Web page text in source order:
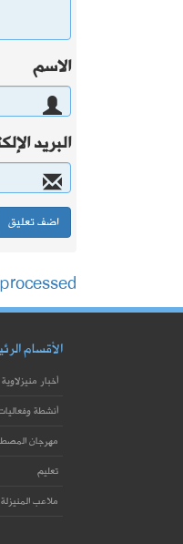
الاسم
البريد
الأقسام
أخبار منيزلاوية
أنشطة
مهرجان
تعليم
ملاعب المنيزلة